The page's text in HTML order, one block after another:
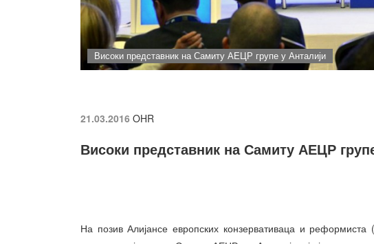
Високи представник на Самиту АЕЦР групе у Анталији
21.03.2016 OHR
Високи представник на Самиту АЕЦР
На позив Алијансе европских конзервативаца и